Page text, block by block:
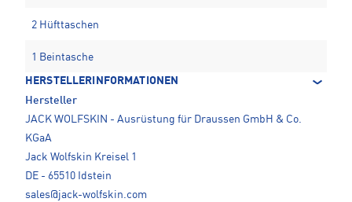
2 Hüfttaschen
1 Beintasche
HERSTELLERINFORMATIONEN
Hersteller
JACK WOLFSKIN - Ausrüstung für Draussen GmbH & Co.
KGaA
Jack Wolfskin Kreisel 1
DE - 65510 Idstein
sales@jack-wolfskin.com